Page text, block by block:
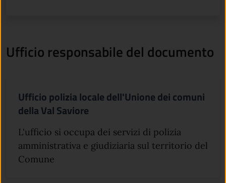
Ufficio responsabile del documento
Ufficio polizia locale dell'Unione dei comuni
della Val Saviore
L'ufficio si occupa dei servizi di polizia
amministrativa e giudiziaria sul territorio del
Comune